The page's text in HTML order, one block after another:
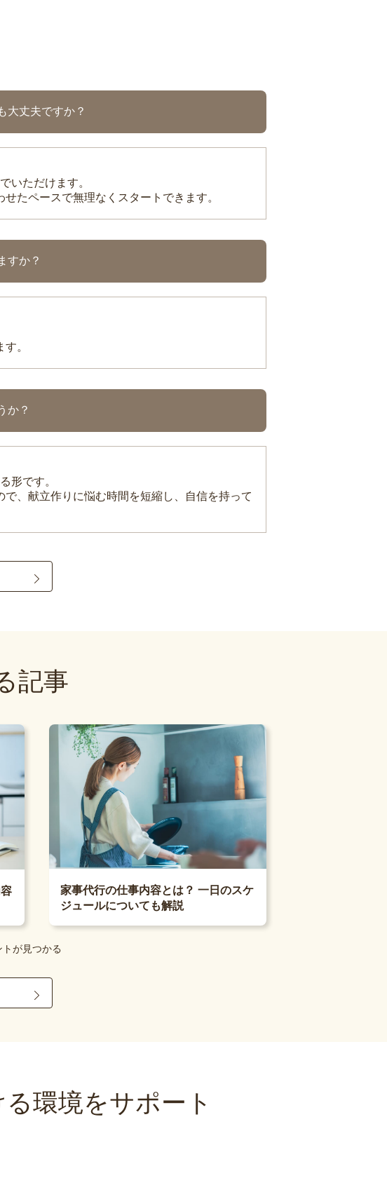
大丈夫ですか？
いただけます。
たペースで無理なくスタートできます。
すか？
。
か？
形です。
、献立作りに悩む時間を短縮し、自信を持って
記事
家事代行の仕事内容とは？ 一日のスケ
ジュールについても解説
が見つかる
環境をサポート